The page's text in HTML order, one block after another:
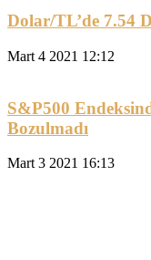
Dolar/TL’de 7.54
Mart 4 2021 12:12
S&P500
Bozulmadı
Mart 3 2021 16:13